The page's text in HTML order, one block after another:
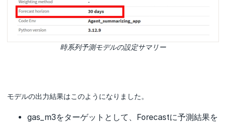
時系列予測モデルの設定サマリー
モデルの出力結果はこのようになりました。
gas_m3をターゲットとして、Forecastに予測結果を